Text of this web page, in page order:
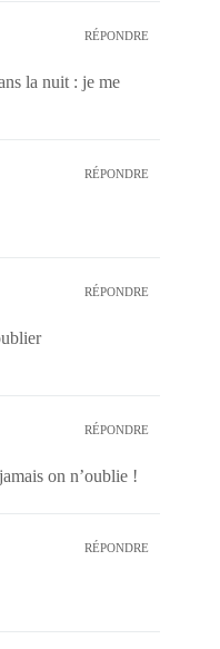
RÉPONDRE
la nuit : je me
RÉPONDRE
RÉPONDRE
RÉPONDRE
on n’oublie !
RÉPONDRE